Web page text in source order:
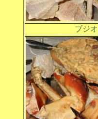
ブジオ